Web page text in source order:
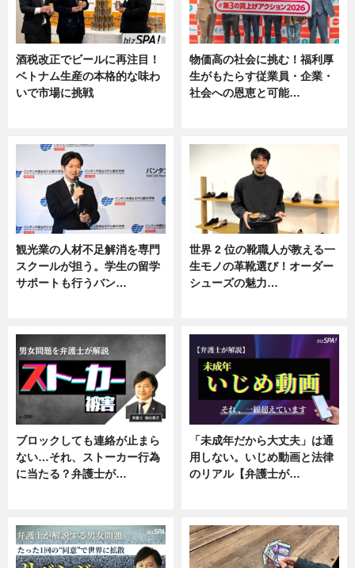
酒税改正でビールに再注目！
ベトナム生産の本格的な味わ
いで市場に挑戦
物価高の社会に挑む！福利厚
生がもたらす従業員・企業・
社会への恩恵と可能…
観光業の人材不足解消を専門
スクールが担う。学生の留学
サポートも行うバン…
世界 2 位の靴職人が教える一
生モノの革靴選び！オーダー
シューズの魅力…
ブロックしても連絡が止まら
ない…それ、ストーカー行為
に当たる？弁護士が…
「未成年だから大丈夫」は通
用しない。いじめ動画と法律
のリアル【弁護士が…